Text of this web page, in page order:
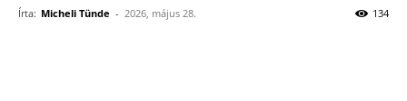
Írta: Micheli Tünde - 2026, május 28. 134